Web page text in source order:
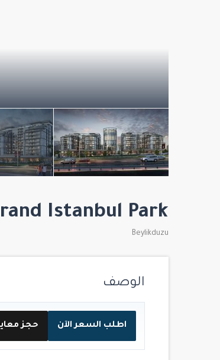
Istanbul Park
Beylikduzu
الوصف
اطلب السعر الآن حجز